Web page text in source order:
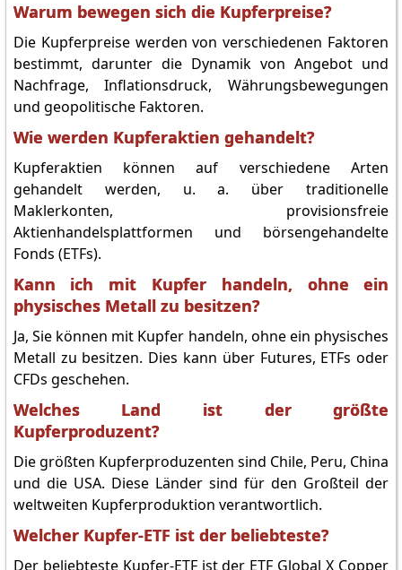
Warum bewegen sich die Kupferpreise?
Die Kupferpreise werden von verschiedenen Faktoren
bestimmt, darunter die Dynamik von Angebot und
Nachfrage, Inflationsdruck, Währungsbewegungen
und geopolitische Faktoren.
Wie werden Kupferaktien gehandelt?
Kupferaktien können auf verschiedene Arten
gehandelt werden, u. a. über traditionelle
Maklerkonten, provisionsfreie
Aktienhandelsplattformen und börsengehandelte
Fonds (ETFs).
Kann ich mit Kupfer handeln, ohne ein
physisches Metall zu besitzen?
Ja, Sie können mit Kupfer handeln, ohne ein physisches
Metall zu besitzen. Dies kann über Futures, ETFs oder
CFDs geschehen.
Welches Land ist der größte
Kupferproduzent?
Die größten Kupferproduzenten sind Chile, Peru, China
und die USA. Diese Länder sind für den Großteil der
weltweiten Kupferproduktion verantwortlich.
Welcher Kupfer-ETF ist der beliebteste?
Der beliebteste Kupfer-ETF ist der ETF Global X Copper